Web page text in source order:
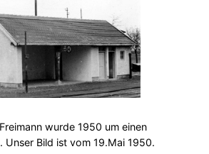
wurde 1950 um einen
Unser Bild ist vom 19.Mai 1950.